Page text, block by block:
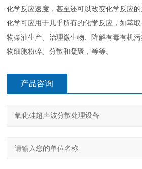
化学反应速度，甚至还可以改变化学反应
化学可应用于几乎所有的化学反应，如萃
物柴油生产、治理微生物、降解有毒有机
物细胞粉碎、分散和凝聚，等等。
产品咨询